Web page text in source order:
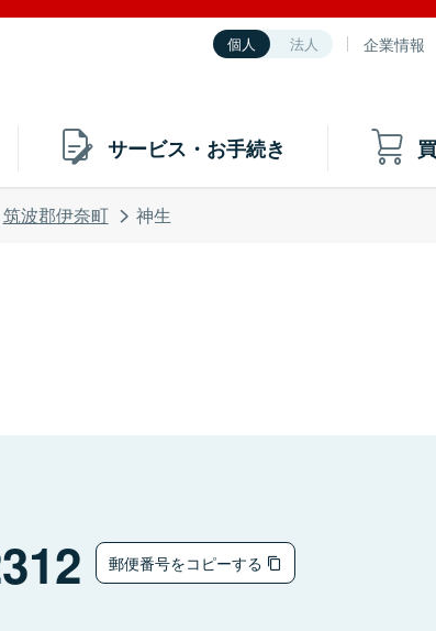
個人 法人 企業情報
サービス・お手続き
筑波郡伊奈町 神生
郵便番号をコピーする